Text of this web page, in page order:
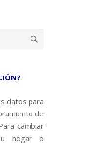
datos para
de
cambiar
hogar o